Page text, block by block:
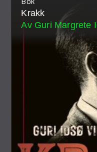
Krakk
Av Guri Margrete